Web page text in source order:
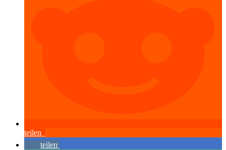
teilen
teilen